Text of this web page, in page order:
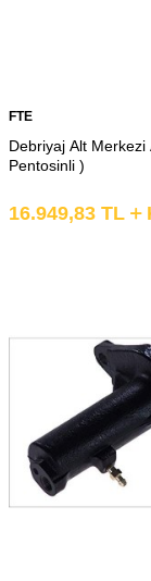
FTE
Debriyaj Alt Merkezi
Pentosinli )
16.949,83 TL